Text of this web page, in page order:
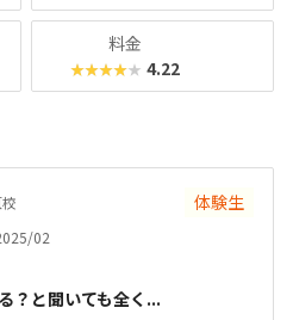
料金
★★★★★ 4.22
体験生
02
？と聞いても全く...